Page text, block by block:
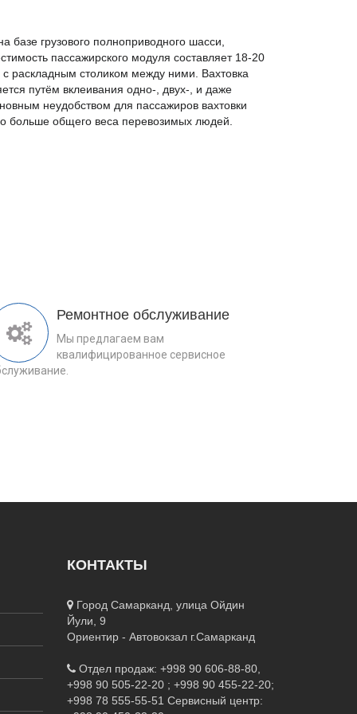
грузового полноприводного шасси,
пассажирского модуля составляет 18-20
раскладным столиком между ними. Вахтовка
путём вклеивания одно-, двух-, и даже
неудобством для пассажиров вахтовки
больше общего веса перевозимых людей.
Ремонтное обслуживание
Мы предлагаем вам
квалифицированное сервисное
КОНТАКТЫ
Город Самарканд, улица Ойдин
Йули, 9
Ориентир - Автовокзал г.Самарканд
Отдел продаж: +998 90 606-88-80,
+998 90 505-22-20 ; +998 90 455-22-20;
+998 78 555-55-51 Сервисный центр: